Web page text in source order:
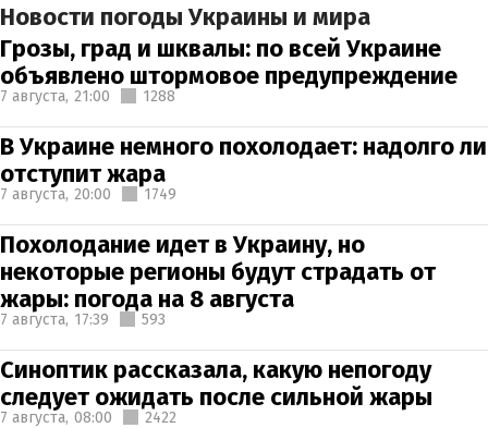
Новости погоды Украины и мира
Грозы, град и шквалы: по всей Украине
объявлено штормовое предупреждение
7 августа, 21:00 1288
В Украине немного похолодает: надолго ли
отступит жара
7 августа, 20:00 1749
Похолодание идет в Украину, но
некоторые регионы будут страдать от
жары: погода на 8 августа
7 августа, 17:39 593
Синоптик рассказала, какую непогоду
следует ожидать после сильной жары
7 августа, 08:00 2422